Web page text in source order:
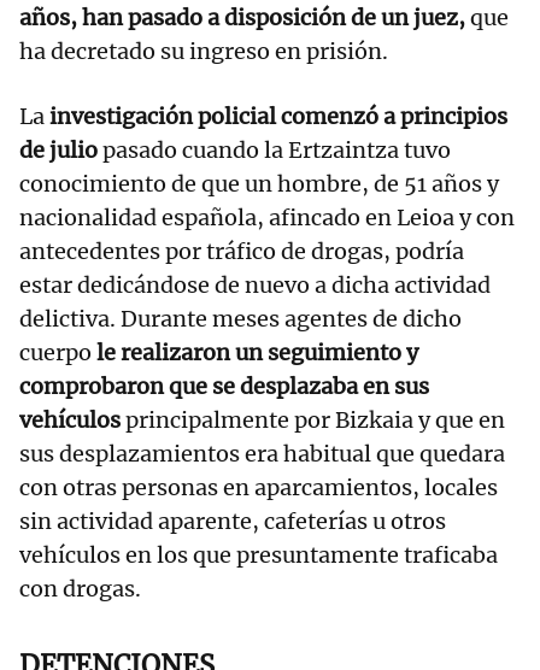
años, han pasado a disposición de un juez,que
ha decretado su ingreso en prisión.
Lainvestigación policial comenzó a principios
de juliopasado cuando la Ertzaintza tuvo
conocimiento de que un hombre, de 51 años y
nacionalidad española, afincado en Leioa y con
antecedentes por tráfico de drogas, podría
estar dedicándose de nuevo a dicha actividad
delictiva. Durante meses agentes de dicho
cuerpo le realizaron un seguimiento y
comprobaron que se desplazaba en sus
vehículosprincipalmente por Bizkaia y que en
sus desplazamientos era habitual que quedara
con otras personas en aparcamientos, locales
sin actividad aparente, cafeterías u otros
vehículos en los que presuntamente traficaba
con drogas.